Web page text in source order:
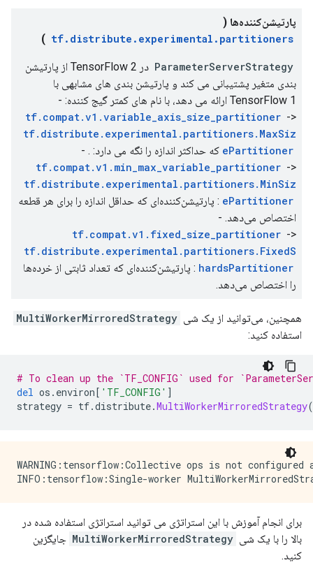
attr {
  key: "output_shapes"
  value {
    list {
      shape {
        dim {
          size: 2
        }
      }
      shape {
        dim {
      }
    }
  }
2021-11-13 02:31:09.115349: W tensorflow/core/
  key: "Toutput_types"
  value {
    list {
  }
}
  value {
    i: 3
  value {
    i: 3
  key: "is_files"
  value {
    b: false
attr {
  key: "metadata"
  value {
attr {
  key: "output_shapes"
      shape {
      shape {
        dim {
          size: 1
  }
}
op: "TensorSliceDataset"
input: "Placeholder/_0"
پارتیشن‌کننده‌ها (
tf.distribute.experimental.partitioners
)
ParameterServerStrategy
در TensorFlow 2 از پارتیشن
بندی متغیر پشتیبانی می کند و پارتیشن بندی های مشابهی با
TensorFlow 1 ارائه می دهد، با نام های کمتر گیج کننده: -
tf.compat.v1.variable_axis_size_partitioner ->
tf.distribute.experimental.partitioners.MaxSiz
ePartitioner که حداکثر اندازه را نگه می دارد: . -
tf.compat.v1.min_max_variable_partitioner ->
tf.distribute.experimental.partitioners.MinSiz
ePartitioner : پارتیشن‌کننده‌ای که حداقل اندازه را برای هر قطعه
اختصاص می‌دهد. -
tf.compat.v1.fixed_size_partitioner ->
tf.distribute.experimental.partitioners.FixedS
hardsPartitioner : پارتیشن‌کننده‌ای که تعداد ثابتی از خرده‌ها
را اختصاص می‌دهد.
همچنین، می‌توانید از یک شی MultiWorkerMirroredStrategy
استفاده کنید:
# To clean up the `TF_CONFIG` used for
del os . environ[ 'TF_CONFIG' ]
strategy = tf.distribute.MultiWorkerMirroredStrategy
WARNING:tensorflow:Collective ops is not
برای انجام آموزش با این استراتژی می توانید استراتژی استفاده شده در
بالا را با یک شی MultiWorkerMirroredStrategy جایگزین
کنید.